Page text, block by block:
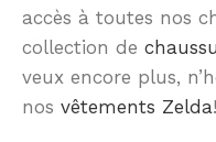
accès à toutes nos
collection de
veux encore plus,
nos vêtements Zelda!